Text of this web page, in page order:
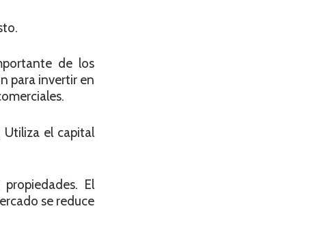
de los
para invertir en
el capital
El
se reduce